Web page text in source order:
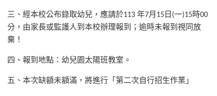
三、經本校公布錄取幼兒，應請於113 年7月 15 日 (一)15時00
分，由家長或監護人到本校辦理報到；逾時未報到視同放
棄！
四、報到地點：幼兒園太陽班教室。
五、本次缺額未額滿，將進行 「 第二次自行招生作業 」